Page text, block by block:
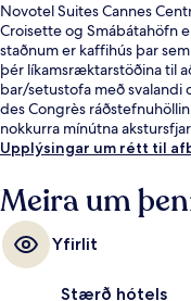
Novotel Suites Cannes
Croisette og Smábátahöfn
staðnum er kaffihús þar
þér líkamsræktarstöðina til
bar/setustofa með svalandi
des Congrès
nokkurra mínútna
Upplýsingar um rétt til
Meira um
Yfirlit
Stærð hótels